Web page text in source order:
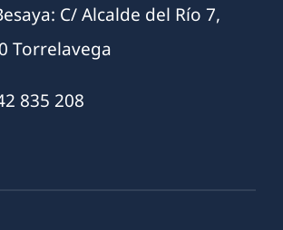
C/ Alcalde del Río 7,
Torrelavega
835 208